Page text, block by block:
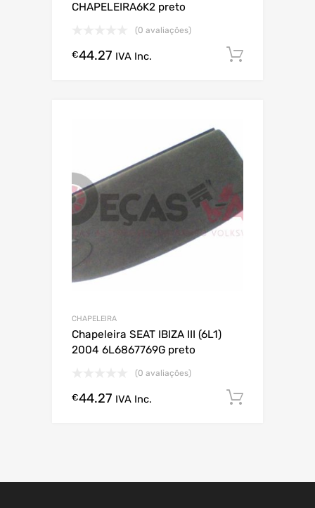
CHAPELEIRA6K2 preto
(0 avaliações)
€44.27 IVA Inc.
CHAPELEIRA
Chapeleira SEAT IBIZA III (6L1)
2004 6L6867769G preto
(0 avaliações)
€44.27 IVA Inc.